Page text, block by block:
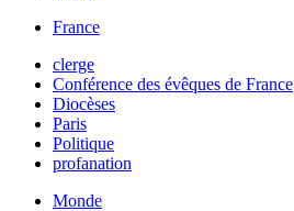
France
clerge
Conférence des évêques de France
Diocèses
Paris
Politique
profanation
Monde